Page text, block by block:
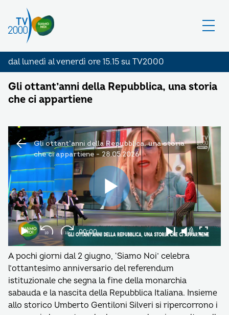
dal lunedì al venerdì ore 15.15 su TV2000
Gli ottant’anni della Repubblica, una storia
che ci appartiene
A pochi giorni dal 2 giugno, ‘Siamo Noi’ celebra
l’ottantesimo anniversario del referendum
istituzionale che segna la fine della monarchia
sabauda e la nascita della Repubblica Italiana. Insieme
allo storico Umberto Gentiloni Silveri si ripercorrono i